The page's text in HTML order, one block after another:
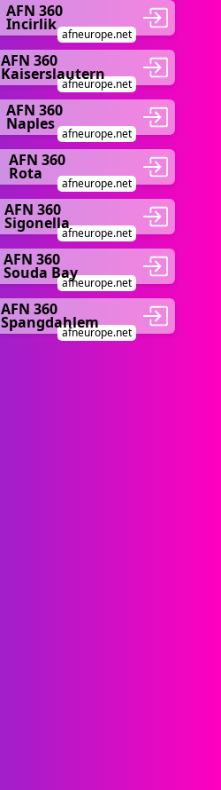
AFN 360
Incirlik
afneurope.net
AFN 360
Kaiserslautern
afneurope.net
AFN 360
Naples
afneurope.net
AFN 360
Rota
afneurope.net
AFN 360
Sigonella
afneurope.net
AFN 360
Souda Bay
afneurope.net
AFN 360
Spangdahlem
afneurope.net